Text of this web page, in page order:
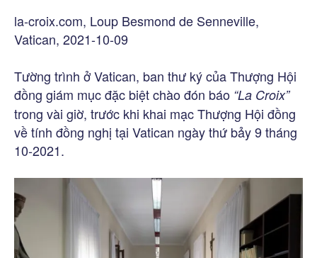
la-croix.com, Loup Besmond de Senneville,
Vatican, 2021-10-09
Tường trình ở Vatican, ban thư ký của Thượng Hội
đồng giám mục đặc biệt chào đón báo “La Croix”
trong vài giờ, trước khi khai mạc Thượng Hội đồng
về tính đồng nghị tại Vatican ngày thứ bảy 9 tháng
10-2021.